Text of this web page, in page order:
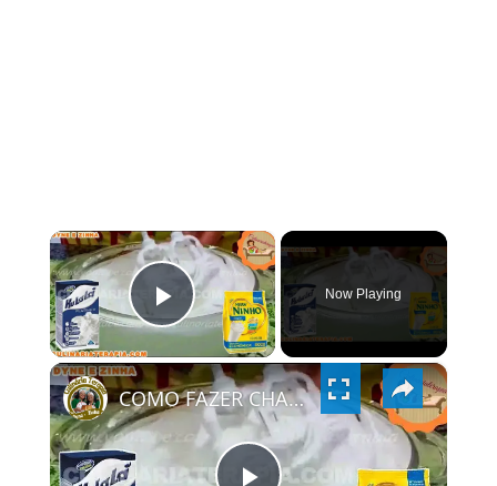
×
PLAY
VIDEO
Now Playing
×
COMO FAZER CHANTININHO PERFEITO E DELICIOSO PARA QUALQUER COBERTURA DE BOLOS RECHEIOS SOBREMESAS